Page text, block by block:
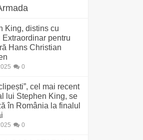
King, distins cu
Extraordinar pentru
Hans Christian
0
cel mai recent
lui Stephen King, se
în România la finalul
0